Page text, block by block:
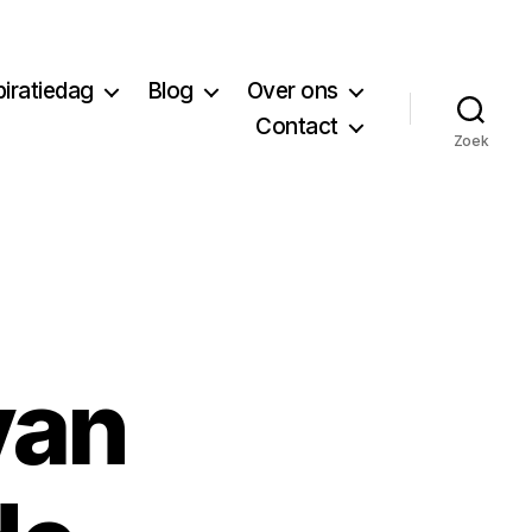
Blog
Over ons
Contact
Zoek